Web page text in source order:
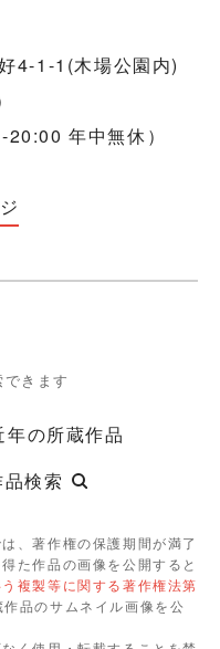
4-1-1(木場公園内)
年中無休）
きます
年の所蔵作品
検索
、著作権の保護期間が満了
た作品の画像を公開すると
複製等に関する著作権法第
作品のサムネイル画像を公